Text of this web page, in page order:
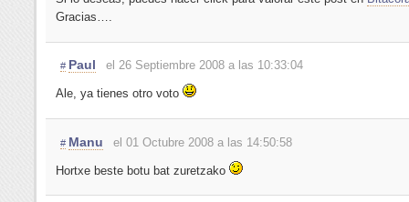
Gracias….
# Paul el 26 Septiembre 2008 a las 10:33:04
Ale, ya tienes otro voto
# Manu el 01 Octubre 2008 a las 14:50:58
Hortxe beste botu bat zuretzako